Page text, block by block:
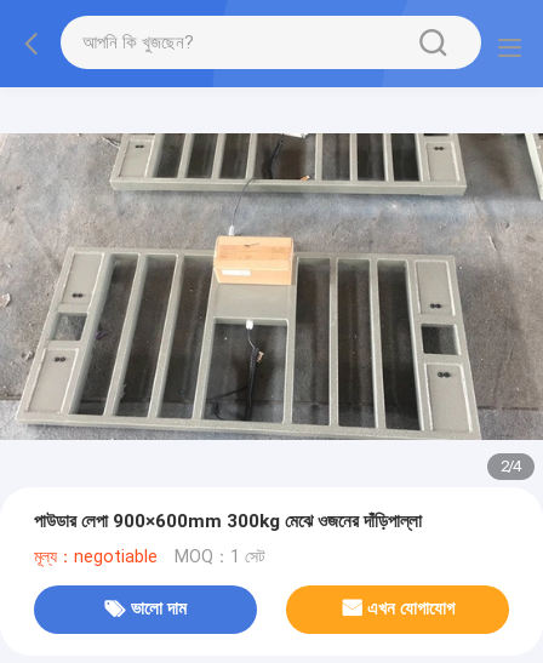
2/4
পাউডার লেপা 900×600mm 300kg মেঝে ওজনের দাঁড়িপাল্লা
মূল্য：negotiable MOQ：1 সেট
ভালো দাম এখন যোগাযোগ